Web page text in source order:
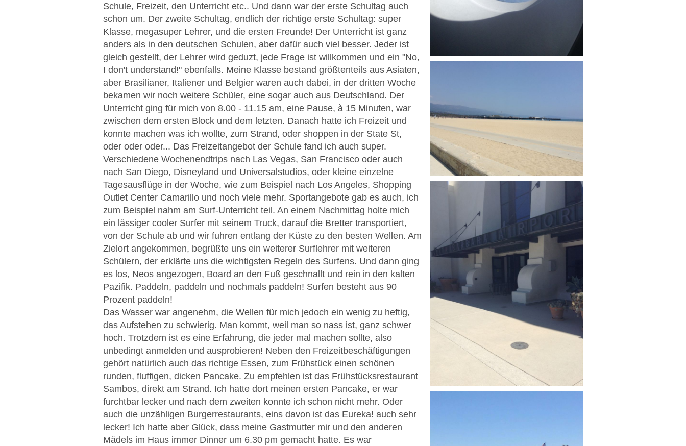
Schule, Freizeit, den Unterricht etc.. Und dann war der erste Schultag auch
schon um. Der zweite Schultag, endlich der richtige erste Schultag: super
Klasse, megasuper Lehrer, und die ersten Freunde! Der Unterricht ist ganz
anders als in den deutschen Schulen, aber dafür auch viel besser. Jeder ist
gleich gestellt, der Lehrer wird geduzt, jede Frage ist willkommen und ein "No,
I don't understand!" ebenfalls. Meine Klasse bestand größtenteils aus Asiaten,
aber Brasilianer, Italiener und Belgier waren auch dabei, in der dritten Woche
bekamen wir noch weitere Schüler, eine sogar auch aus Deutschland. Der
Unterricht ging für mich von 8.00 - 11.15 am, eine Pause, à 15 Minuten, war
zwischen dem ersten Block und dem letzten. Danach hatte ich Freizeit und
konnte machen was ich wollte, zum Strand, oder shoppen in der State St,
oder oder oder... Das Freizeitangebot der Schule fand ich auch super.
Verschiedene Wochenendtrips nach Las Vegas, San Francisco oder auch
nach San Diego, Disneyland und Universalstudios, oder kleine einzelne
Tagesausflüge in der Woche, wie zum Beispiel nach Los Angeles, Shopping
Outlet Center Camarillo und noch viele mehr. Sportangebote gab es auch, ich
zum Beispiel nahm am Surf-Unterricht teil. An einem Nachmittag holte mich
ein lässiger cooler Surfer mit seinem Truck, darauf die Bretter transportiert,
von der Schule ab und wir fuhren entlang der Küste zu den besten Wellen. Am
Zielort angekommen, begrüßte uns ein weiterer Surflehrer mit weiteren
Schülern, der erklärte uns die wichtigsten Regeln des Surfens. Und dann ging
es los, Neos angezogen, Board an den Fuß geschnallt und rein in den kalten
Pazifik. Paddeln, paddeln und nochmals paddeln! Surfen besteht aus 90
Prozent paddeln!
Das Wasser war angenehm, die Wellen für mich jedoch ein wenig zu heftig,
das Aufstehen zu schwierig. Man kommt, weil man so nass ist, ganz schwer
hoch. Trotzdem ist es eine Erfahrung, die jeder mal machen sollte, also
unbedingt anmelden und ausprobieren! Neben den Freizeitbeschäftigungen
gehört natürlich auch das richtige Essen, zum Frühstück einen schönen
runden, fluffigen, dicken Pancake. Zu empfehlen ist das Frühstücksrestaurant
Sambos, direkt am Strand. Ich hatte dort meinen ersten Pancake, er war
furchtbar lecker und nach dem zweiten konnte ich schon nicht mehr. Oder
auch die unzähligen Burgerrestaurants, eins davon ist das Eureka! auch sehr
lecker! Ich hatte aber Glück, dass meine Gastmutter mir und den anderen
Mädels im Haus immer Dinner um 6.30 pm gemacht hatte. Es war